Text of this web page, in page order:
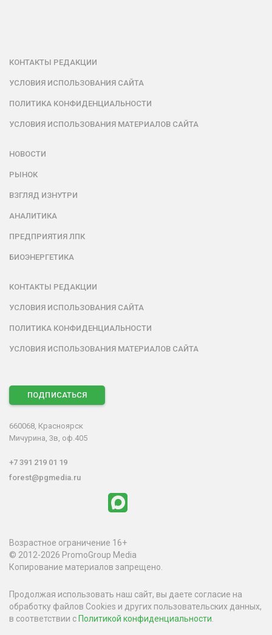
КОНТАКТЫ РЕДАКЦИИ
УСЛОВИЯ ИСПОЛЬЗОВАНИЯ САЙТА
ПОЛИТИКА КОНФИДЕНЦИАЛЬНОСТИ
УСЛОВИЯ ИСПОЛЬЗОВАНИЯ МАТЕРИАЛОВ САЙТА
НОВОСТИ
РЫНОК
ВЗГЛЯД ИЗНУТРИ
АНАЛИТИКА
ПРЕДПРИЯТИЯ ЛПК
БИОЭНЕРГЕТИКА
КОНТАКТЫ РЕДАКЦИИ
УСЛОВИЯ ИСПОЛЬЗОВАНИЯ САЙТА
ПОЛИТИКА КОНФИДЕНЦИАЛЬНОСТИ
УСЛОВИЯ ИСПОЛЬЗОВАНИЯ МАТЕРИАЛОВ САЙТА
ПОДПИСАТЬСЯ
660068, Красноярск
Мичурина, 3в, оф.405
+7 391 219 01 19
forest@pgmedia.ru
Возрастное ограничение 16+
© 2012-2026 PromoGroup Media
Копирование материалов запрещено.
Продолжая использовать наш сайт, вы даете согласие на
обработку файлов Cookies и других пользовательских данных,
в соответствии с Политикой конфиденциальности